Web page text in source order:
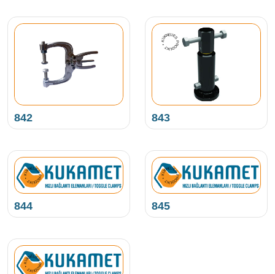
842
NEUES PRODUKT • KUKAMET •
843
NEUES PRODUKT • KUKAMET •
844
NEUES PRODUKT • KUKAMET •
845
NEUES PRODUKT • KUKAMET •